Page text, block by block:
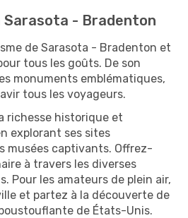
Sarasota - Bradenton
de Sarasota - Bradenton et
tous les goûts. De son
monuments emblématiques,
tous les voyageurs.
richesse historique et
explorant ses sites
musées captivants. Offrez-
à travers les diverses
Pour les amateurs de plein air,
et partez à la découverte de
de États-Unis.